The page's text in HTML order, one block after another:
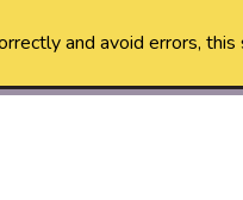
and avoid errors,